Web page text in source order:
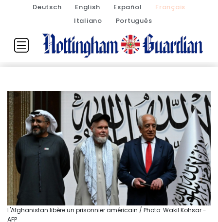
Deutsch English Español
Français
Italiano
Português
L'Afghanistan libère un prisonnier américain / Photo: Wakil Kohsar -
AFP